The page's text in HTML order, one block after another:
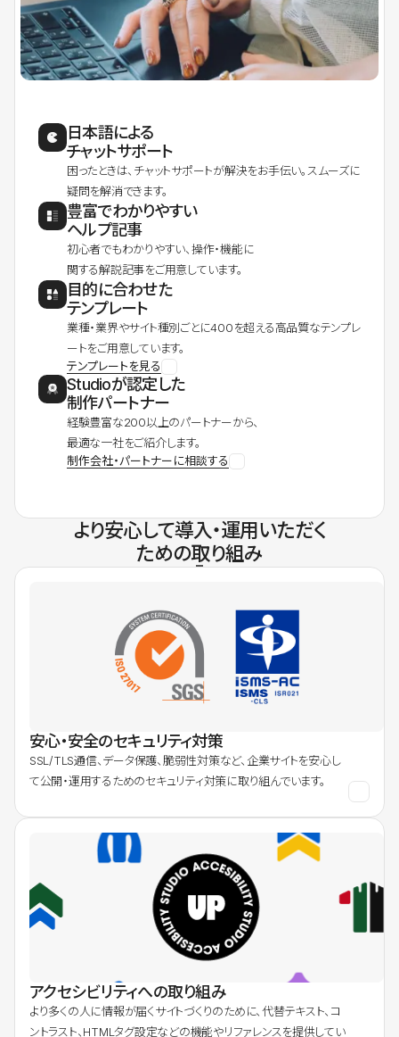
日本語による
チャットサポート
困ったときは、チャットサポートが解決をお手伝い。スムーズに
疑問を解消できます。
豊富でわかりやすい
ヘルプ記事
初心者でもわかりやすい、操作・機能に
関する解説記事をご用意しています。
目的に合わせた
テンプレート
業種・業界やサイト種別ごとに400を超える高品質なテンプレ
ートをご用意しています。
テンプレートを見る
Studioが認定した
制作パートナー
経験豊富な200以上のパートナーから、
最適な一社をご紹介します。
制作会社・パートナーに相談する
より安心して導入・運用いただく
ための取り組み
安心・安全のセキュリティ対策
SSL/TLS通信、データ保護、脆弱性対策など、企業サイトを安心し
て公開・運用するためのセキュリティ対策に取り組んでいます。
アクセシビリティへの取り組み
より多くの人に情報が届くサイトづくりのために、代替テキスト、コ
ントラスト、HTMLタグ設定などの機能やリファレンスを提供してい